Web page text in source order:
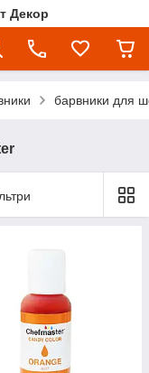
Декор
барвники для